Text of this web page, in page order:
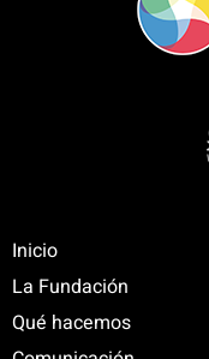
Inicio
La Fundación
Qué hacemos